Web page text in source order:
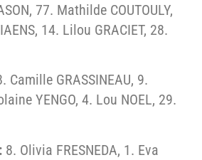
77. Mathilde COUTOULY,
14. Lilou GRACIET, 28.
Camille GRASSINEAU, 9.
YENGO, 4. Lou NOEL, 29.
8. Olivia FRESNEDA, 1. Eva